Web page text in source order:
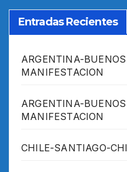
Entradas Recientes
ARGENTINA-
MANIFESTACION
ARGENTINA-
MANIFESTACION
CHILE-SANTIAGO-